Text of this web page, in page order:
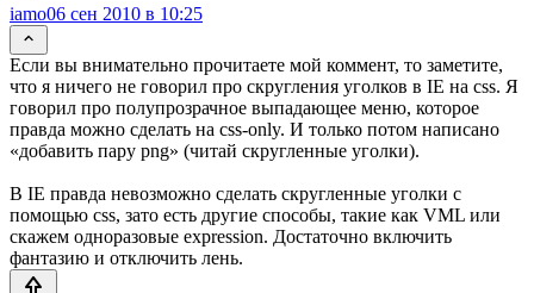
iamo06 сен 2010 в 10:25
Если вы внимательно прочитаете мой коммент, то заметите,
что я ничего не говорил про скругления уголков в IE на css. Я
говорил про полупрозрачное выпадающее меню, которое
правда можно сделать на css-only. И только потом написано
«добавить пару png» (читай скругленные уголки).
В IE правда невозможно сделать скругленные уголки с
помощью css, зато есть другие способы, такие как VML или
скажем одноразовые expression. Достаточно включить
фантазию и отключить лень.